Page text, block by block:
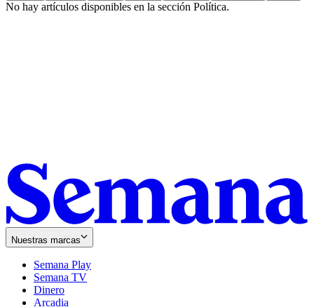
No hay artículos disponibles en la sección Política.
Nuestras marcas
Semana Play
Semana TV
Dinero
Arcadia